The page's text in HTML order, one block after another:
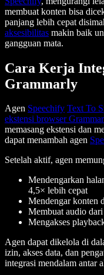
membuat konten bisa
panjang lebih cepat
aksesibilitas makin baik
gangguan mata.
Cara Kerja
Grammarly
Agen Speechify Text To
ekstensi browser
memasang ekstensi dan
dapat menambah agen
Setelah aktif, agen
Mendengarkan
4,5× lebih cepat
Mendengar konten
Membuat audio dari
Mengakses
Agen dapat dikelola di
izin, akses data, dan
integrasi mendalam antar